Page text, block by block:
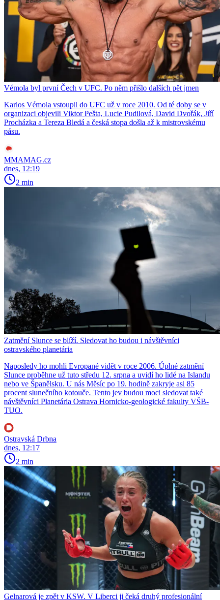
Vémola byl první Čech v UFC. Po něm přišlo dalších pět jmen
Karlos Vémola vstoupil do UFC už v roce 2010. Od té doby se v
organizaci objevili Viktor Pešta, Lucie Pudilová, David Dvořák, Jiří
Procházka a Tereza Bledá a česká stopa došla až k mistrovskému
pásu.
MMAMAG.cz
dnes, 12:19
2 min
Zatmění Slunce se blíží. Sledovat ho budou i návštěvníci
ostravského planetária
Naposledy ho mohli Evropané vidět v roce 2006. Úplné zatmění
Slunce proběhne už tuto středu 12. srpna a uvidí ho lidé na Islandu
nebo ve Španělsku. U nás Měsíc po 19. hodině zakryje asi 85
procent slunečního kotouče. Tento jev budou moci sledovat také
návštěvníci Planetária Ostrava Hornicko-geologické fakulty VŠB-
TUO.
Ostravská Drbna
dnes, 12:17
2 min
Gelnarová je zpět v KSW. V Liberci ji čeká druhý profesionální